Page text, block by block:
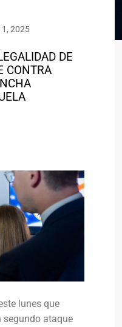
2025
DE
CONTRA
lunes que
segundo ataque